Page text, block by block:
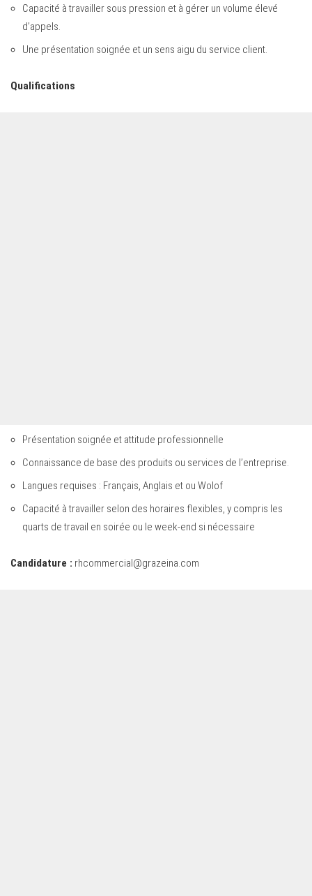
Capacité à travailler sous pression et à gérer un volume élevé
d’appels.
Une présentation soignée et un sens aigu du service client.
Qualifications
Présentation soignée et attitude professionnelle
Connaissance de base des produits ou services de l’entreprise.
Langues requises : Français, Anglais et ou Wolof
Capacité à travailler selon des horaires flexibles, y compris les
quarts de travail en soirée ou le week-end si nécessaire
Candidature : rhcommercial@grazeina.com